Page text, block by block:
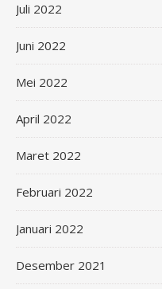
Juli 2022
Juni 2022
Mei 2022
April 2022
Maret 2022
Februari 2022
Januari 2022
Desember 2021